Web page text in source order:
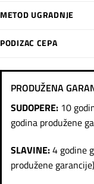
METOD UGRADNJE
PODIZAC CEPA
PRODUŽENA
SUDOPERE: 10
godina produžene
SLAVINE:4 godine
produžene garancije)